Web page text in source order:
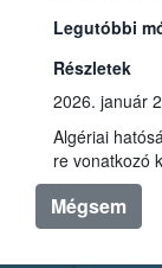
Legutóbbi
Részletek
2026. január
Algériai
re
Mégsem